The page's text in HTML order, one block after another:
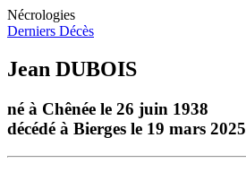
Nécrologies
Derniers Décès
Jean DUBOIS
né à Chênée le 26 juin 1938
décédé à Bierges le 19 mars 2025